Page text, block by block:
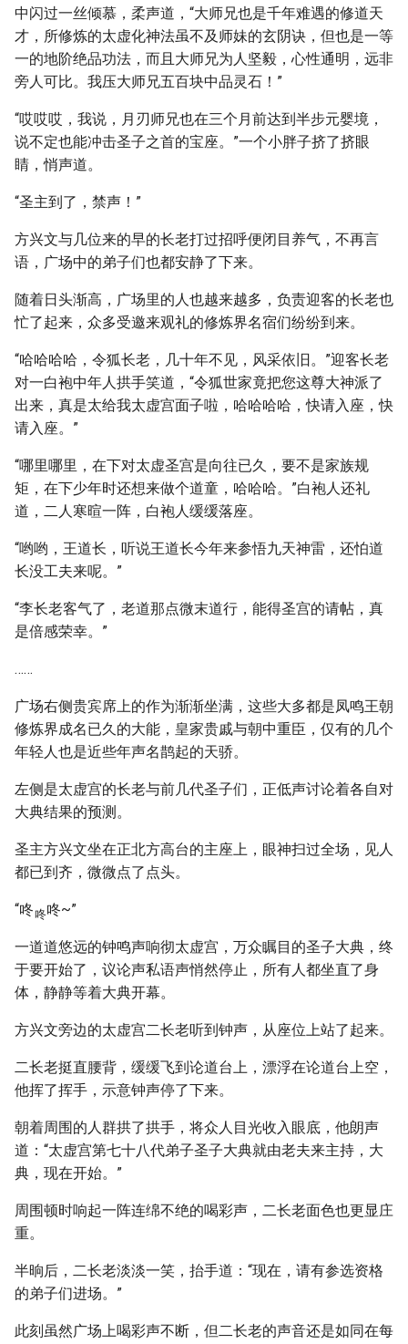
中闪过一丝倾慕，柔声道，“大师兄也是千年难遇的修道天
才，所修炼的太虚化神法虽不及师妹的玄阴诀，但也是一等
一的地阶绝品功法，而且大师兄为人坚毅，心性通明，远非
旁人可比。我压大师兄五百块中品灵石！”
“哎哎哎，我说，月刃师兄也在三个月前达到半步元婴境，
说不定也能冲击圣子之首的宝座。”一个小胖子挤了挤眼
睛，悄声道。
“圣主到了，禁声！”
方兴文与几位来的早的长老打过招呼便闭目养气，不再言
语，广场中的弟子们也都安静了下来。
随着日头渐高，广场里的人也越来越多，负责迎客的长老也
忙了起来，众多受邀来观礼的修炼界名宿们纷纷到来。
“哈哈哈哈，令狐长老，几十年不见，风采依旧。”迎客长老
对一白袍中年人拱手笑道，“令狐世家竟把您这尊大神派了
出来，真是太给我太虚宫面子啦，哈哈哈哈，快请入座，快
请入座。”
“哪里哪里，在下对太虚圣宫是向往已久，要不是家族规
矩，在下少年时还想来做个道童，哈哈哈。”白袍人还礼
道，二人寒暄一阵，白袍人缓缓落座。
“哟哟，王道长，听说王道长今年来参悟九天神雷，还怕道
长没工夫来呢。”
“李长老客气了，老道那点微末道行，能得圣宫的请帖，真
是倍感荣幸。”
……
广场右侧贵宾席上的作为渐渐坐满，这些大多都是凤鸣王朝
修炼界成名已久的大能，皇家贵戚与朝中重臣，仅有的几个
年轻人也是近些年声名鹊起的天骄。
左侧是太虚宫的长老与前几代圣子们，正低声讨论着各自对
大典结果的预测。
圣主方兴文坐在正北方高台的主座上，眼神扫过全场，见人
都已到齐，微微点了点头。
“咚咚咚~”
一道道悠远的钟鸣声响彻太虚宫，万众瞩目的圣子大典，终
于要开始了，议论声私语声悄然停止，所有人都坐直了身
体，静静等着大典开幕。
方兴文旁边的太虚宫二长老听到钟声，从座位上站了起来。
二长老挺直腰背，缓缓飞到论道台上，漂浮在论道台上空，
他挥了挥手，示意钟声停了下来。
朝着周围的人群拱了拱手，将众人目光收入眼底，他朗声
道：“太虚宫第七十八代弟子圣子大典就由老夫来主持，大
典，现在开始。”
周围顿时响起一阵连绵不绝的喝彩声，二长老面色也更显庄
重。
半晌后，二长老淡淡一笑，抬手道：“现在，请有参选资格
的弟子们进场。”
此刻虽然广场上喝彩声不断，但二长老的声音还是如同在每